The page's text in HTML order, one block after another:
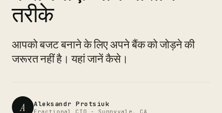
तरीके
आपको बजट बनाने के लिए अपने बैंक को जोड़ने की
जरूरत नहीं है। यहां जानें कैसे।
A Aleksandr Protsiuk
Fractional CTO - Sunnyvale, CA